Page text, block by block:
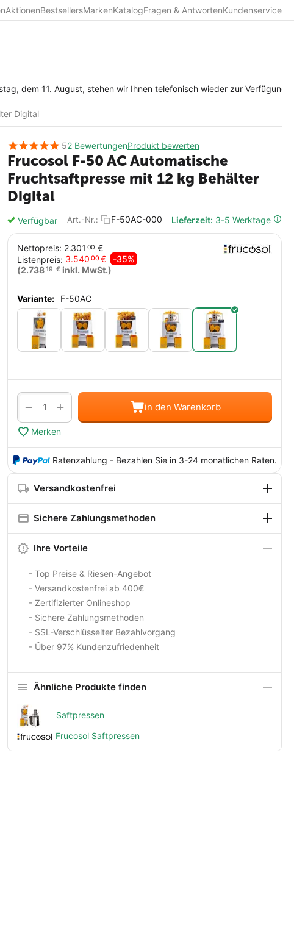
AktionenBestsellersMarkenKatalogFragen & AntwortenKundenservice
stehen wir Ihnen telefonisch wieder zur Verfügung. Vielen
Digital
52 BewertungenProdukt bewerten
Frucosol F-50 AC Automatische
Fruchtsaftpresse mit 12 kg Behälter
Digital
Verfügbar Art.-Nr.: F-50AC-000 Lieferzeit: 3-5 Werktage
Nettopreis: 2.301 00 €
Listenpreis: 3.54000€
-35%
(2.73819 € inkl. MwSt.)
Variante: F-50AC
Menge
+
− in den Warenkorb
Merken
Ratenzahlung - Bezahlen Sie in 3-24 monatlichen Raten.
Versandkostenfrei
Sichere Zahlungsmethoden
Ihre Vorteile
- Top Preise & Riesen-Angebot
- Versandkostenfrei ab 400€
- Zertifizierter Onlineshop
- Sichere Zahlungsmethoden
- SSL-Verschlüsselter Bezahlvorgang
- Über 97% Kundenzufriedenheit
Ähnliche Produkte finden
Saftpressen
Frucosol Saftpressen